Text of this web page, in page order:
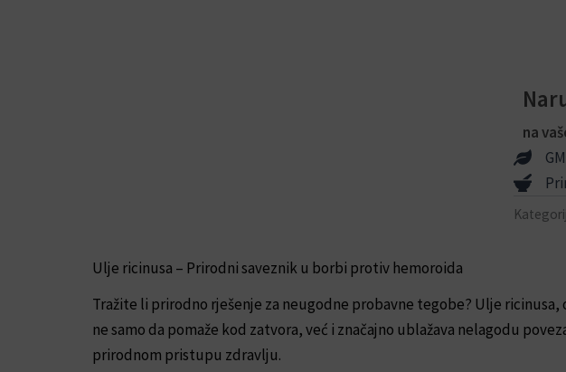
na
Ulje ricinusa – Prirodni saveznik u borbi protiv hemoroida
Tražite li prirodno rješenje za neugodne probavne tegobe? Ulje
ne samo da pomaže kod zatvora, već i značajno ublažava nelagodu
prirodnom pristupu zdravlju.